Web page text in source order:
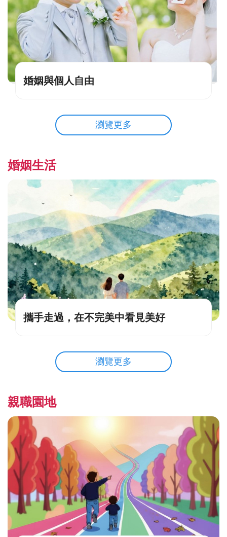
婚姻與個人自由
瀏覽更多
婚姻生活
攜手走過，在不完美中看見美好
瀏覽更多
親職園地